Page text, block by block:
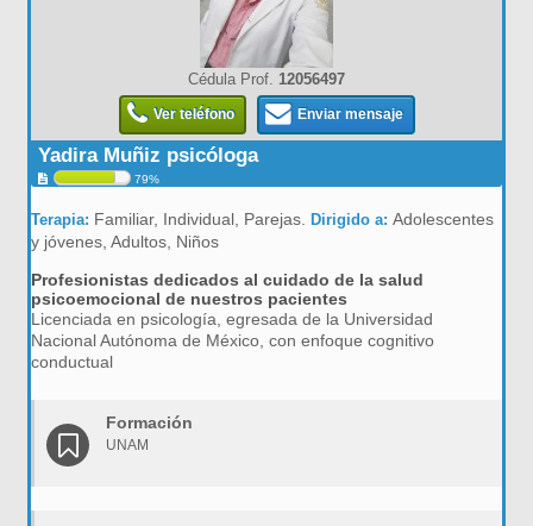
Cédula Prof. 12056497
Ver teléfono Enviar mensaje
Yadira Muñiz psicóloga
79%
Terapia: Familiar, Individual, Parejas.Dirigido a:Adolescentes
y jóvenes, Adultos, Niños
Profesionistas dedicados al cuidado de la salud
psicoemocional de nuestros pacientes
Licenciada en psicología, egresada de la Universidad
Nacional Autónoma de México, con enfoque cognitivo
conductual
Formación
UNAM